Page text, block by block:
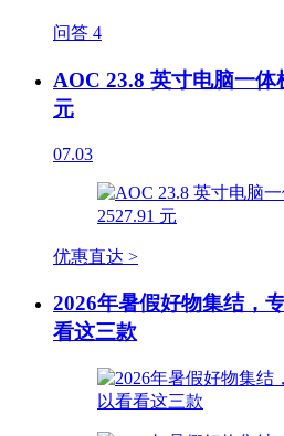
问答 4
AOC 23.8 英寸电脑一体
元
07.03
优惠直达 >
2026年暑假好物集结，
看这三款